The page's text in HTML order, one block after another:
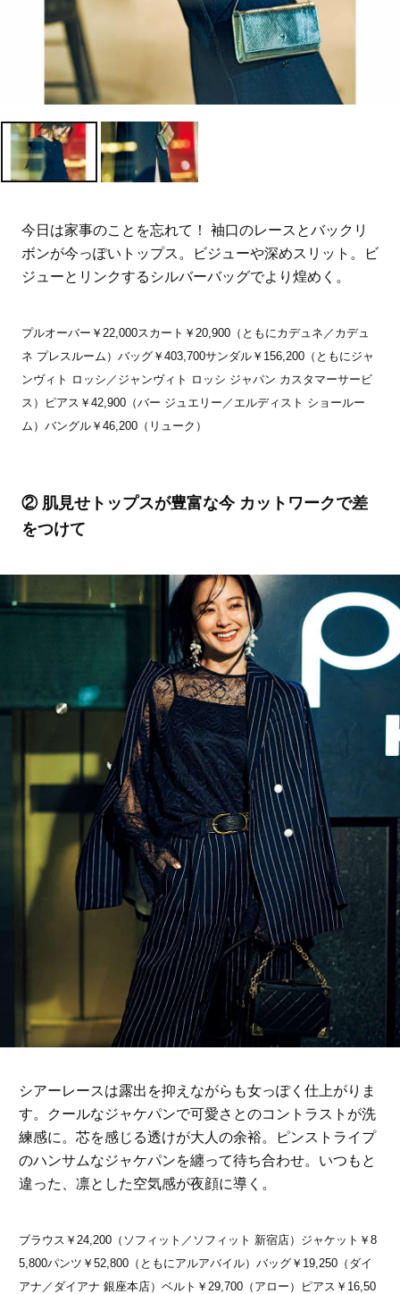
今日は家事のことを忘れて！ 袖口のレースとバックリ
ボンが今っぽいトップス。ビジューや深めスリット。ビ
ジューとリンクするシルバーバッグでより煌めく。
プルオーバー￥22,000スカート￥20,900（ともにカデュネ／カデュ
ネ プレスルーム）バッグ￥403,700サンダル￥156,200（ともにジャ
ンヴィト ロッシ／ジャンヴィト ロッシ ジャパン カスタマーサービ
ス）ピアス￥42,900（バー ジュエリー／エルディスト ショールー
ム）バングル￥46,200（リューク）
② 肌見せトップスが豊富な今 カットワークで差
をつけて
シアーレースは露出を抑えながらも女っぽく仕上がりま
す。クールなジャケパンで可愛さとのコントラストが洗
練感に。芯を感じる透けが大人の余裕。ピンストライプ
のハンサムなジャケパンを纏って待ち合わせ。いつもと
違った、凛とした空気感が夜顔に導く。
ブラウス￥24,200（ソフィット／ソフィット 新宿店）ジャケット￥8
5,800パンツ￥52,800（ともにアルアバイル）バッグ￥19,250（ダイ
アナ／ダイアナ 銀座本店）ベルト￥29,700（アロー）ピアス￥16,50